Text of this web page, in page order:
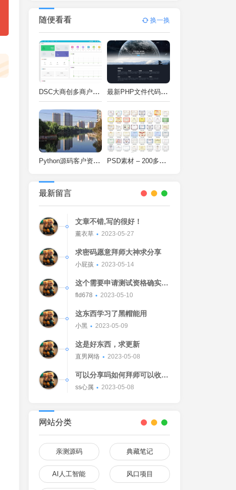
随便看看 换一换
DSC大商创多商户电商系统完整部署教程（附PHP7.4/PHP8兼容修复方案） 最新PHP文件代码加密系统 在线PHP加密系统 全开源 亲测可用
Python源码客户资料管理系统V2.2一键运行 PSD素材 – 200多种类型证书PSD源码
最新留言
文章不错,写的很好！
薰衣草 2023-05-27
求密码愿意拜师大神求分享
小屁孩 2023-05-14
这个需要申请测试资格确实不
错的东西
fld678 2023-05-10
这东西学习了黑帽能用
小黑 2023-05-09
这是好东西，求更新
直男网络 2023-05-08
可以分享吗如何拜师可以收我
吗[Watermelon]
ss心属 2023-05-08
网站分类
亲测源码 典藏笔记
AI人工智能 风口项目